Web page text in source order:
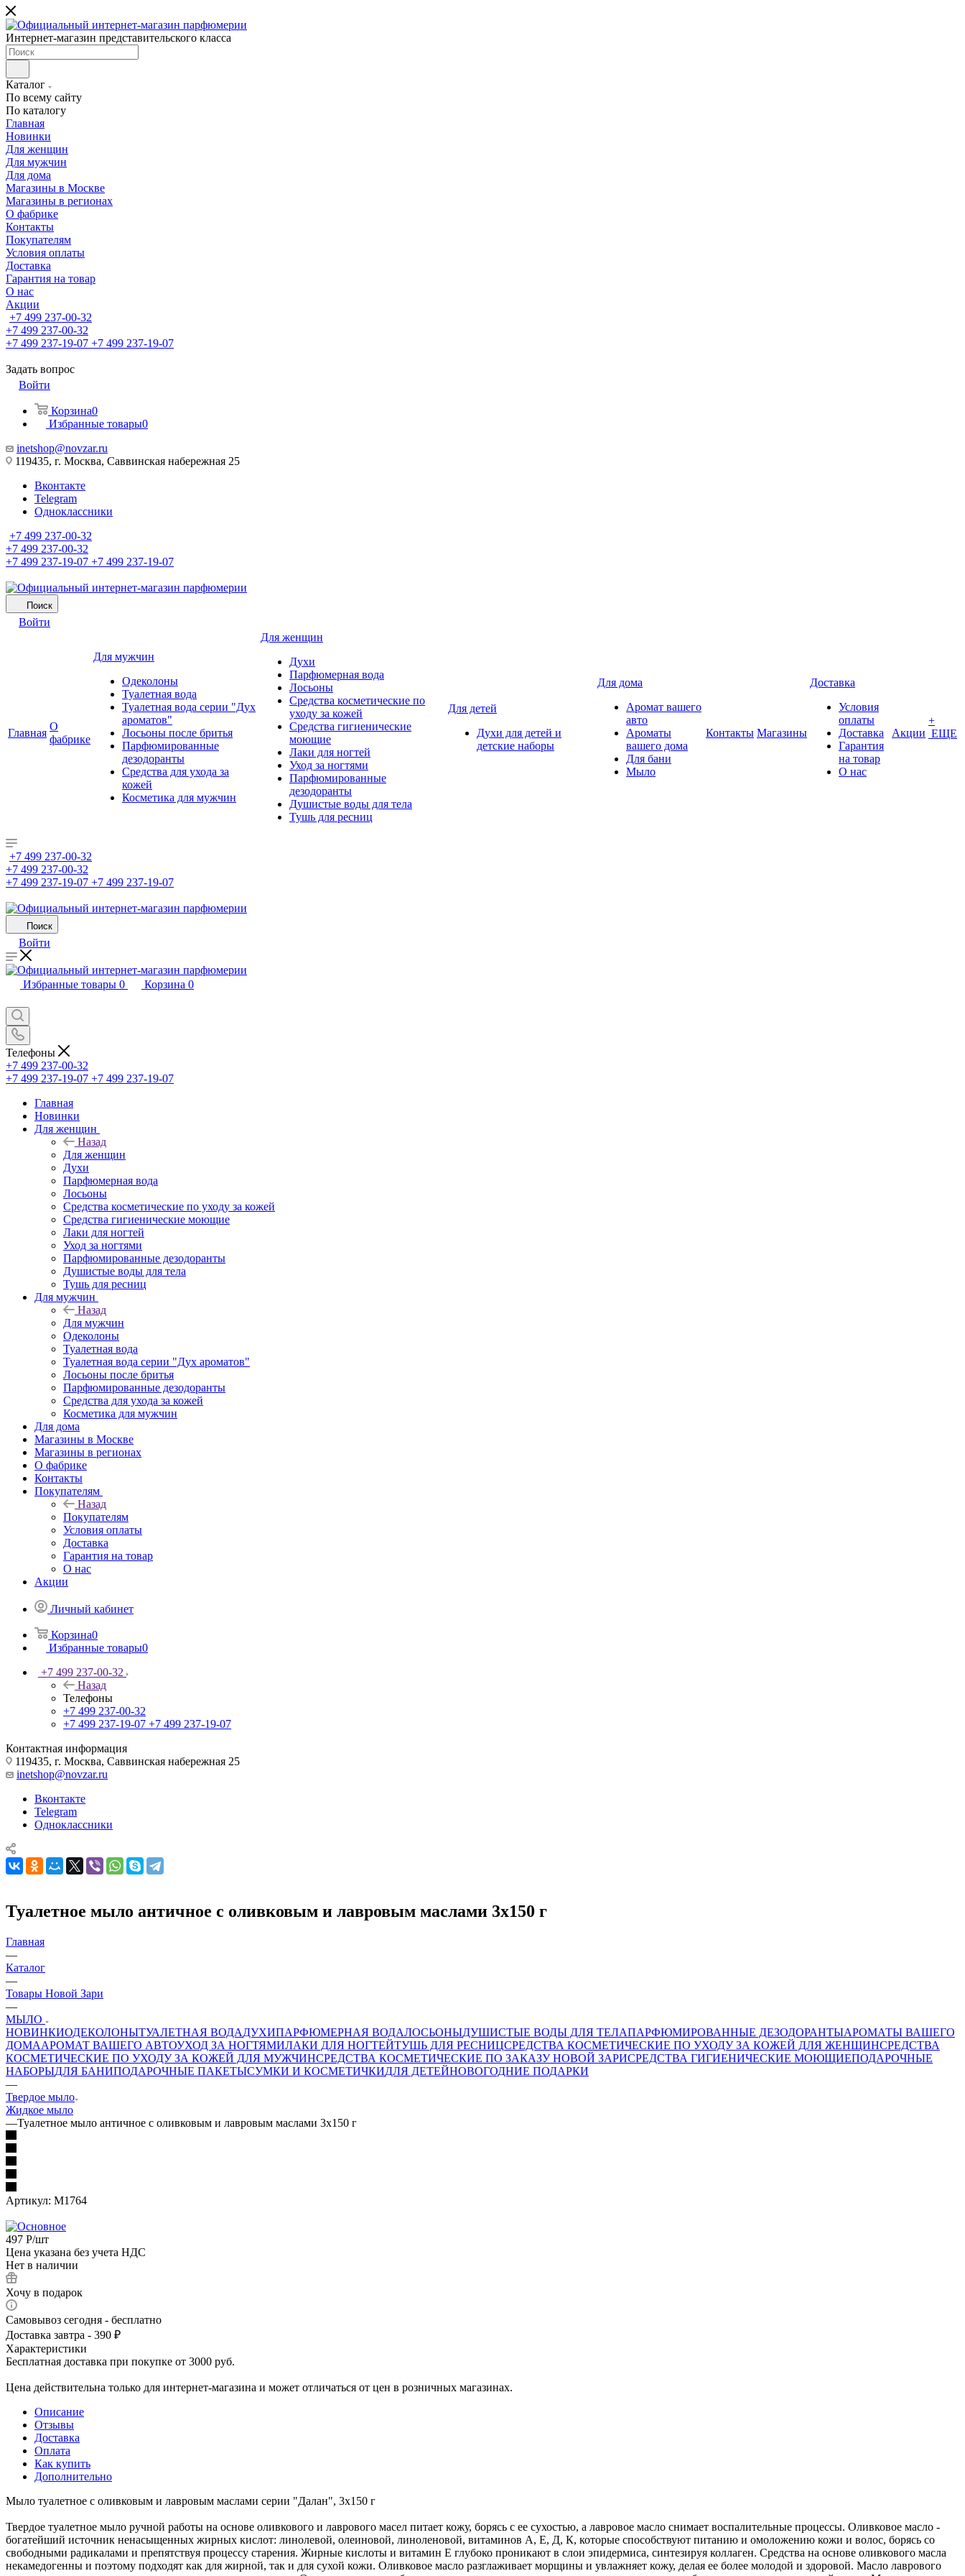
Интернет-магазин представительского класса
Каталог
По всему сайту
По каталогу
Главная
Новинки
Для женщин
Для мужчин
Для дома
Магазины в Москве
Магазины в регионах
О фабрике
Контакты
Покупателям
Условия оплаты
Доставка
Гарантия на товар
О нас
Акции
+7 499 237-00-32
+7 499 237-00-32
+7 499 237-19-07 +7 499 237-19-07
Задать вопрос
Войти
Корзина0
Избранные товары0
inetshop@novzar.ru
119435, г. Москва, Саввинская набережная 25
Вконтакте
Telegram
Одноклассники
+7 499 237-00-32
+7 499 237-00-32
+7 499 237-19-07 +7 499 237-19-07
Поиск
Войти
Главная
О
фабрике
Для мужчин
Одеколоны
Туалетная вода
Туалетная вода серии "Дух
ароматов"
Лосьоны после бритья
Парфюмированные
дезодоранты
Средства для ухода за
кожей
Косметика для мужчин
Для женщин
Духи
Парфюмерная вода
Лосьоны
Средства косметические по
уходу за кожей
Средства гигиенические
моющие
Лаки для ногтей
Уход за ногтями
Парфюмированные
дезодоранты
Душистые воды для тела
Тушь для ресниц
Для детей
Духи для детей и
детские наборы
Для дома
Аромат вашего
авто
Ароматы
вашего дома
Для бани
Мыло
Контакты Магазины
Доставка
Условия
оплаты
Доставка
Гарантия
на товар
О нас
Акции
+
ЕЩЕ
+7 499 237-00-32
+7 499 237-00-32
+7 499 237-19-07 +7 499 237-19-07
Поиск
Войти
Избранные товары 0 Корзина 0
Телефоны
+7 499 237-00-32
+7 499 237-19-07 +7 499 237-19-07
Главная
Новинки
Для женщин
Назад
Для женщин
Духи
Парфюмерная вода
Лосьоны
Средства косметические по уходу за кожей
Средства гигиенические моющие
Лаки для ногтей
Уход за ногтями
Парфюмированные дезодоранты
Душистые воды для тела
Тушь для ресниц
Для мужчин
Назад
Для мужчин
Одеколоны
Туалетная вода
Туалетная вода серии "Дух ароматов"
Лосьоны после бритья
Парфюмированные дезодоранты
Средства для ухода за кожей
Косметика для мужчин
Для дома
Магазины в Москве
Магазины в регионах
О фабрике
Контакты
Покупателям
Назад
Покупателям
Условия оплаты
Доставка
Гарантия на товар
О нас
Акции
Личный кабинет
Корзина0
Избранные товары0
+7 499 237-00-32
Назад
Телефоны
+7 499 237-00-32
+7 499 237-19-07 +7 499 237-19-07
Контактная информация
119435, г. Москва, Саввинская набережная 25
inetshop@novzar.ru
Вконтакте
Telegram
Одноклассники
Туалетное мыло античное с оливковым и лавровым маслами 3х150 г
Главная
—
Каталог
—
Товары Новой Зари
—
МЫЛО
НОВИНКИОДЕКОЛОНЫТУАЛЕТНАЯ ВОДАДУХИПАРФЮМЕРНАЯ ВОДАЛОСЬОНЫДУШИСТЫЕ ВОДЫ ДЛЯ ТЕЛАПАРФЮМИРОВАННЫЕ ДЕЗОДОРАНТЫАРОМАТЫ ВАШЕГО
ДОМААРОМАТ ВАШЕГО АВТОУХОД ЗА НОГТЯМИЛАКИ ДЛЯ НОГТЕЙТУШЬ ДЛЯ РЕСНИЦСРЕДСТВА КОСМЕТИЧЕСКИЕ ПО УХОДУ ЗА КОЖЕЙ ДЛЯ ЖЕНЩИНСРЕДСТВА
КОСМЕТИЧЕСКИЕ ПО УХОДУ ЗА КОЖЕЙ ДЛЯ МУЖЧИНСРЕДСТВА КОСМЕТИЧЕСКИЕ ПО ЗАКАЗУ НОВОЙ ЗАРИСРЕДСТВА ГИГИЕНИЧЕСКИЕ МОЮЩИЕПОДАРОЧНЫЕ
НАБОРЫДЛЯ БАНИПОДАРОЧНЫЕ ПАКЕТЫСУМКИ И КОСМЕТИЧКИДЛЯ ДЕТЕЙНОВОГОДНИЕ ПОДАРКИ
—
Твердое мыло
Жидкое мыло
—Туалетное мыло античное с оливковым и лавровым маслами 3х150 г
Артикул: М1764
497 Р/шт
Цена указана без учета НДС
Нет в наличии
Хочу в подарок
Самовывоз сегодня - бесплатно
Доставка завтра - 390 ₽
Характеристики
Бесплатная доставка при покупке от 3000 руб.
Цена действительна только для интернет-магазина и может отличаться от цен в розничных магазинах.
Описание
Отзывы
Доставка
Оплата
Как купить
Дополнительно
Мыло туалетное с оливковым и лавровым маслами серии "Далан", 3х150 г
Твердое туалетное мыло ручной работы на основе оливкового и лаврового масел питает кожу, борясь с ее сухостью, а лавровое масло снимает воспалительные процессы. Оливковое масло -
богатейший источник ненасыщенных жирных кислот: линолевой, олеиновой, линоленовой, витаминов А, Е, Д, К, которые способствуют питанию и омоложению кожи и волос, борясь со
свободными радикалами и препятствуя процессу старения. Жирные кислоты и витамин Е глубоко проникают в слои эпидермиса, синтезируя коллаген. Средства на основе оливкового масла
некамедогенны и поэтому подходят как для жирной, так и для сухой кожи. Оливковое масло разглаживает морщины и увлажняет кожу, делая ее более молодой и здоровой. Масло лаврового